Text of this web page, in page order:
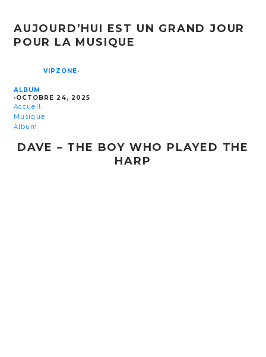
AUJOURD’HUI EST UN GRAND JOUR
POUR LA MUSIQUE
VIPZONE·
ALBUM
·OCTOBRE 24, 2025
Accueil
Musique
Album
DAVE – THE BOY WHO PLAYED THE
HARP